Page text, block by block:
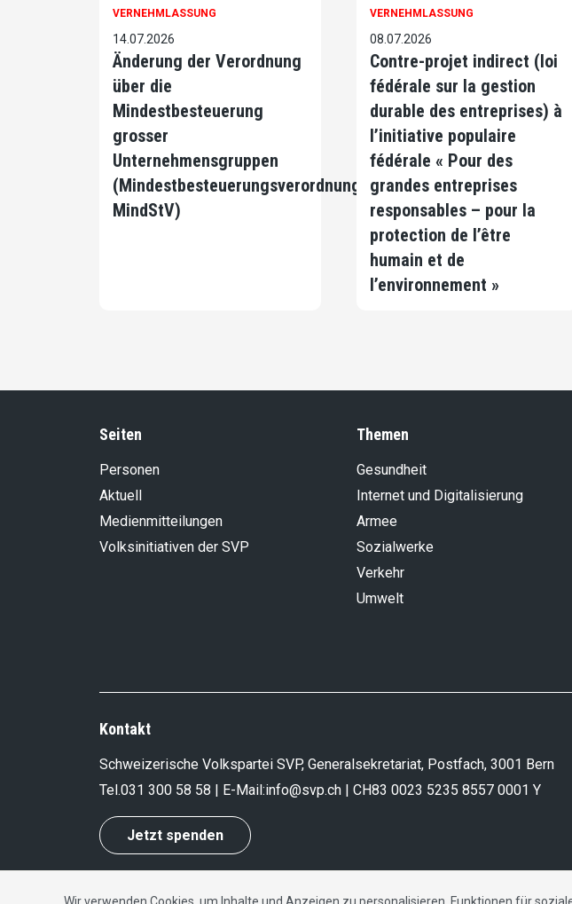
VERNEHMLASSUNG
14.07.2026
Änderung der Verordnung
über die
Mindestbesteuerung
grosser
Unternehmensgruppen
(Mindestbesteuerungsverordnung,
MindStV)
VERNEHMLASSUNG
08.07.2026
Contre-projet indirect (loi
fédérale sur la gestion
durable des entreprises) à
l’initiative populaire
fédérale « Pour des
grandes entreprises
responsables – pour la
protection de l’être
humain et de
l’environnement »
Seiten
Personen
Aktuell
Medienmitteilungen
Volksinitiativen der SVP
Themen
Gesundheit
Internet und Digitalisierung
Armee
Sozialwerke
Verkehr
Umwelt
Kontakt
Schweizerische Volkspartei SVP, Generalsekretariat, Postfach, 3001 Bern
Tel.031 300 58 58 | E-Mail:info@svp.ch | CH83 0023 5235 8557 0001 Y
Jetzt spenden